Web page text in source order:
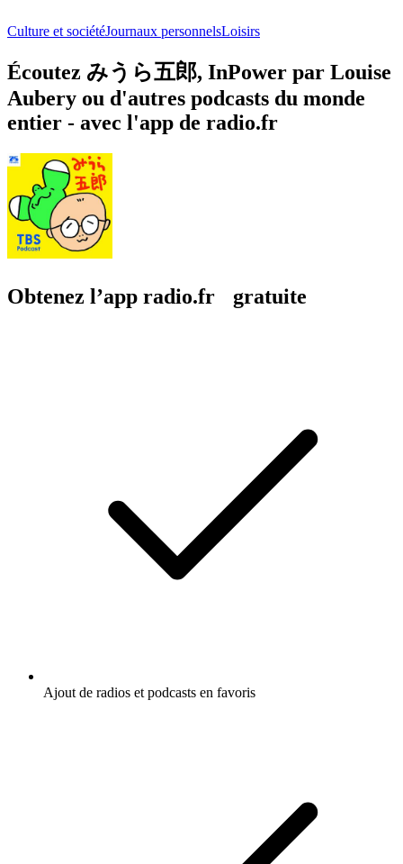
Culture et sociétéJournaux personnelsLoisirs
Écoutez みうら五郎, InPower par Louise
Aubery ou d'autres podcasts du monde
entier - avec l'app de radio.fr
Obtenez l’app radio.fr gratuite
Ajout de radios et podcasts en favoris